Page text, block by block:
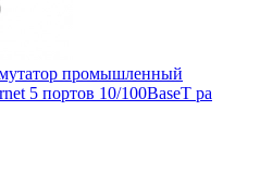
промышленный
5 портов 10/100BaseT ра